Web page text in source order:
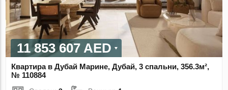
11 853 607 AED
Квартира в Дубай Марине, Дубай, 3 спальни, 356.3м²,
№ 110884